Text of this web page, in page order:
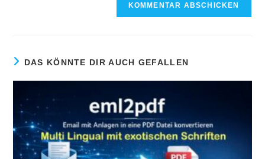
DAS KÖNNTE DIR AUCH GEFALLEN